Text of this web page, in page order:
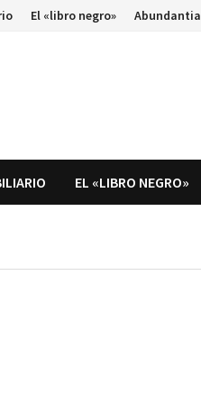
El «libro negro» Abundantia
EL «LIBRO NEGRO»